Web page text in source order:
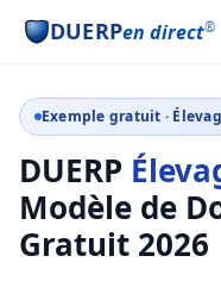
DUERPen direct®
Exemple gratuit ·
DUERP
Modèle de
Gratuit 2026